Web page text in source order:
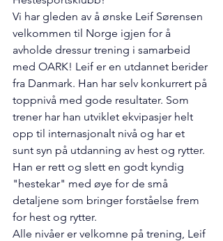
Vi har gleden av å ønske Leif Sørensen
velkommen til Norge igjen for å
avholde dressur trening i samarbeid
med OARK! Leif er en utdannet berider
fra Danmark. Han har selv konkurrert på
toppnivå med gode resultater. Som
trener har han utviklet ekvipasjer helt
opp til internasjonalt nivå og har et
sunt syn på utdanning av hest og rytter.
Han er rett og slett en godt kyndig
"hestekar" med øye for de små
detaljene som bringer forståelse frem
for hest og rytter.
Alle nivåer er velkomne på trening, Leif